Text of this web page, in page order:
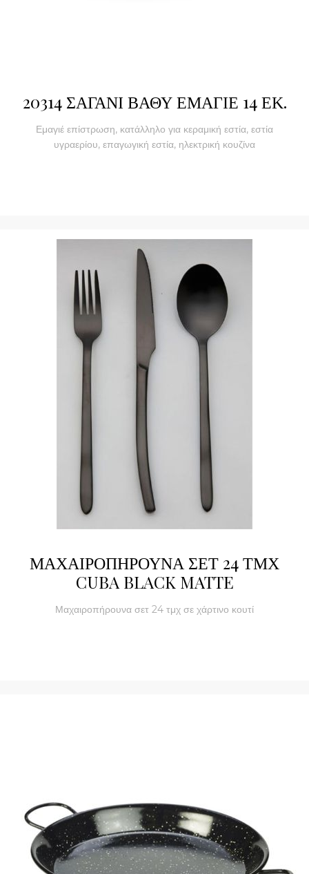
20314 ΣΑΓΑΝΙ ΒΑΘΥ ΕΜΑΓΙΕ 14 ΕΚ.
Εμαγιέ επίστρωση, κατάλληλο για κεραμική εστία, εστία
υγραερίου, επαγωγική εστία, ηλεκτρική κουζίνα
ΜΑΧΑΙΡΟΠΗΡΟΥΝΑ ΣΕΤ 24 ΤΜΧ
CUBA BLACK MATTE
Μαχαιροπήρουνα σετ 24 τμχ σε χάρτινο κουτί